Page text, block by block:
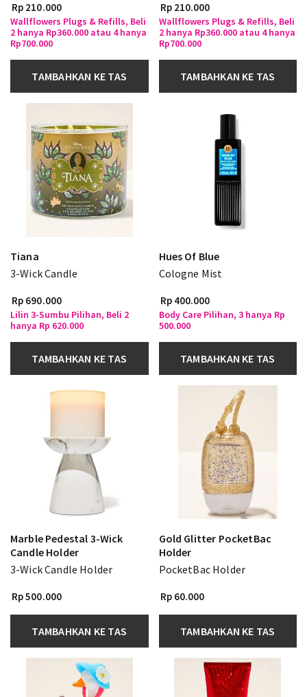
Rp 210.000
Wallflowers Plugs & Refills, Beli
2 hanya Rp360.000 atau 4 hanya
Rp700.000
TAMBAHKAN KE TAS
Rp 210.000
Wallflowers Plugs & Refills, Beli
2 hanya Rp360.000 atau 4 hanya
Rp700.000
TAMBAHKAN KE TAS
Tiana
3-Wick Candle
Rp 690.000
Lilin 3-Sumbu Pilihan, Beli 2
hanya Rp 620.000
TAMBAHKAN KE TAS
Hues Of Blue
Cologne Mist
Rp 400.000
Body Care Pilihan, 3 hanya Rp
500.000
TAMBAHKAN KE TAS
Marble Pedestal 3-Wick
Candle Holder
3-Wick Candle Holder
Rp 500.000
TAMBAHKAN KE TAS
Gold Glitter PocketBac
Holder
PocketBac Holder
Rp 60.000
TAMBAHKAN KE TAS